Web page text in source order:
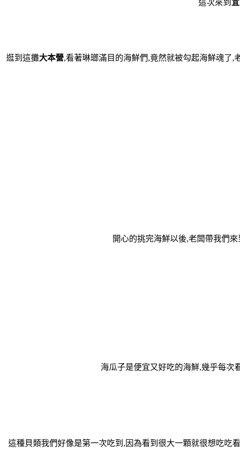
這次來到
逛到這攤大本營,看著琳瑯滿目的海鮮們,竟然就被勾起海鮮魂了
開心的挑完海鮮以後,老闆帶我們
海瓜子是便宜又好吃的海鮮,幾乎每次
這種貝類我們好像是第一次吃到,因為看到很大一顆就很想吃吃